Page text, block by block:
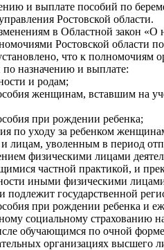
и выплате пособий по
Ростовской области.
в Областной закон «О
Ростовской области
что к полномочиям
назначению и выплате:
и родам;
женщинам, вставшим на
при рождении ребенка;
по уходу за ребенком
лицам, уволенным в период
физическими лицами
частной практикой, и
иными физическими
подлежит государственной
при рождении ребенка и
социальному страхованию
обучающимся по очной
организациях высшего